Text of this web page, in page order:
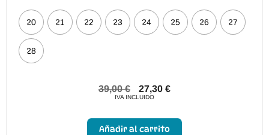
20 21 22 23 24 25 26 27
28
39,00€ 27,30 €
IVA INCLUIDO
Añadir al carrito